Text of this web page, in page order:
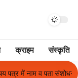
क्राइम संस्कृति
का हुआ समाधान